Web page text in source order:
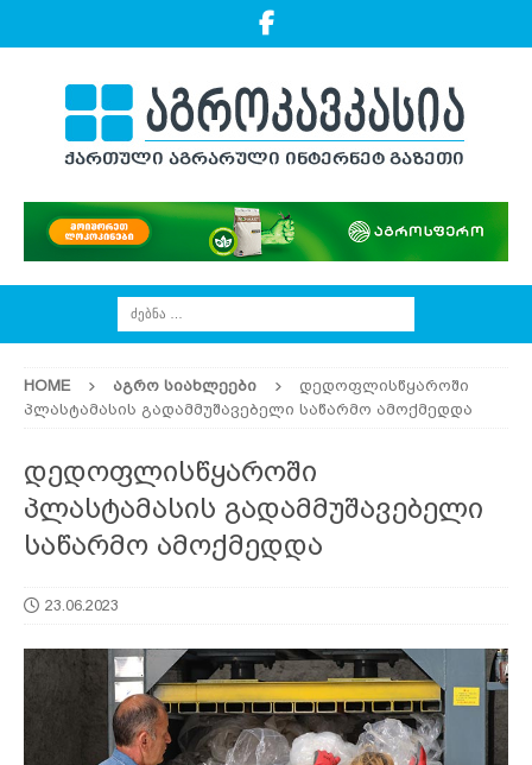
HOME ᲐᲒᲠᲝ ᲡᲘᲐᲮᲚᲔᲔᲑᲘ
დედოფლისწყაროში
პლასტამასის გადამმუშავებელი საწარმო ამოქმედდა
დედოფლისწყაროში
პლასტამასის გადამმუშავებელი
საწარმო ამოქმედდა
23.06.2023